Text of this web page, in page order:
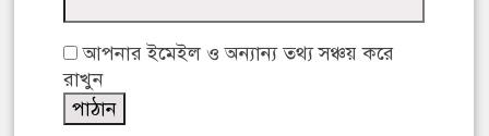
আপনার ইমেইল ও অন্যান্য তথ্য সঞ্চয় করে
রাখুন